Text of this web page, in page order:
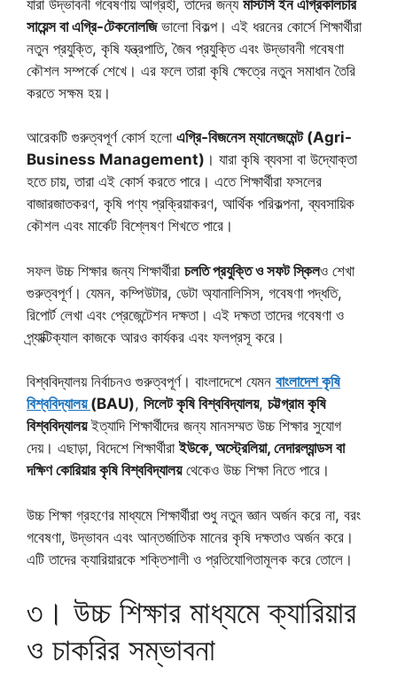
যারা উদ্ভাবনী গবেষণায় আগ্রহী, তাদের জন্য মাস্টার্স ইন এগ্রিকালচার
সায়েন্স বা এগ্রি-টেকনোলজিভালো বিকল্প। এই ধরনের কোর্সে শিক্ষার্থীরা
নতুন প্রযুক্তি, কৃষি যন্ত্রপাতি, জৈব প্রযুক্তি এবং উদ্ভাবনী গবেষণা
কৌশল সম্পর্কে শেখে। এর ফলে তারা কৃষি ক্ষেত্রে নতুন সমাধান তৈরি
করতে সক্ষম হয়।
আরেকটি গুরুত্বপূর্ণ কোর্স হলো এগ্রি-বিজনেস ম্যানেজমেন্ট (Agri-
Business Management) । যারা কৃষি ব্যবসা বা উদ্যোক্তা
হতে চায়, তারা এই কোর্স করতে পারে। এতে শিক্ষার্থীরা ফসলের
বাজারজাতকরণ, কৃষি পণ্য প্রক্রিয়াকরণ, আর্থিক পরিকল্পনা, ব্যবসায়িক
কৌশল এবং মার্কেট বিশ্লেষণ শিখতে পারে।
সফল উচ্চ শিক্ষার জন্য শিক্ষার্থীরা চলতি প্রযুক্তি ও সফট স্কিলও শেখা
গুরুত্বপূর্ণ। যেমন, কম্পিউটার, ডেটা অ্যানালিসিস, গবেষণা পদ্ধতি,
রিপোর্ট লেখা এবং প্রেজেন্টেশন দক্ষতা। এই দক্ষতা তাদের গবেষণা ও
প্র্যাক্টিক্যাল কাজকে আরও কার্যকর এবং ফলপ্রসূ করে।
বিশ্ববিদ্যালয় নির্বাচনও গুরুত্বপূর্ণ। বাংলাদেশে যেমন বাংলাদেশ কৃষি
বিশ্ববিদ্যালয় (BAU), সিলেট কৃষি বিশ্ববিদ্যালয়, চট্টগ্রাম কৃষি
বিশ্ববিদ্যালয়ইত্যাদি শিক্ষার্থীদের জন্য মানসম্মত উচ্চ শিক্ষার সুযোগ
দেয়। এছাড়া, বিদেশে শিক্ষার্থীরাইউকে, অস্ট্রেলিয়া, নেদারল্যান্ডস বা
দক্ষিণ কোরিয়ার কৃষি বিশ্ববিদ্যালয়থেকেও উচ্চ শিক্ষা নিতে পারে।
উচ্চ শিক্ষা গ্রহণের মাধ্যমে শিক্ষার্থীরা শুধু নতুন জ্ঞান অর্জন করে না, বরং
গবেষণা, উদ্ভাবন এবং আন্তর্জাতিক মানের কৃষি দক্ষতাও অর্জন করে।
এটি তাদের ক্যারিয়ারকে শক্তিশালী ও প্রতিযোগিতামূলক করে তোলে।
৩। উচ্চ শিক্ষার মাধ্যমে ক্যারিয়ার
ও চাকরির সম্ভাবনা